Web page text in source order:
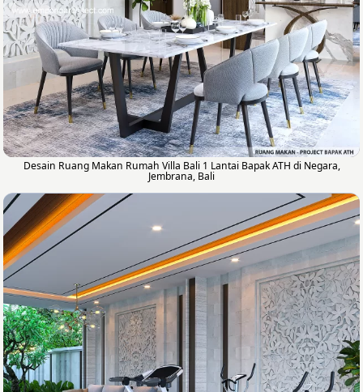
Desain Ruang Makan Rumah Villa Bali 1 Lantai Bapak ATH di Negara,
Jembrana, Bali